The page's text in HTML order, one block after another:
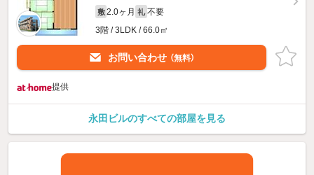
敷 2.0ヶ月 礼 不要
3階 / 3LDK / 66.0㎡
お問い合わせ （無料）
提供
永田ビルのすべての部屋を見る